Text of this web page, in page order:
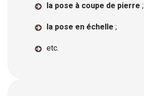
la pose à coupe de pierre;
la pose en échelle;
etc.